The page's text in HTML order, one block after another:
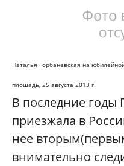
Наталья Горбаневская на
площадь, 25 августа 2013 г.
В последние годы
приезжала в
нее
внимательно